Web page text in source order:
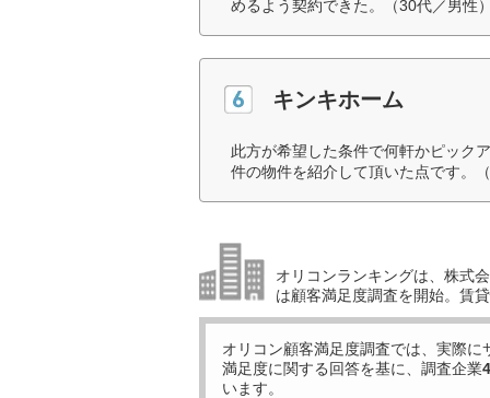
めるよう契約できた。（30代／男性
キンキホーム
此方が希望した条件で何軒かピック
件の物件を紹介して頂いた点です。
オリコンランキングは、株式
は顧客満足度調査を開始。賃
オリコン顧客満足度調査では、実際に
満足度に関する回答を基に、調査企業
います。